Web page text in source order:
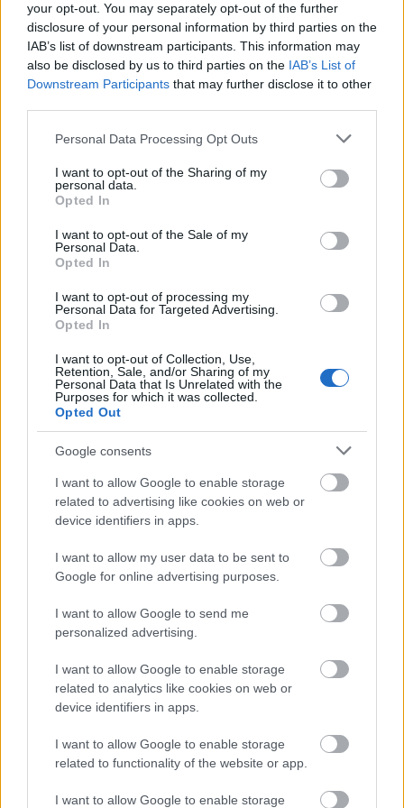
your opt-out. You may separately opt-out of the further
disclosure of your personal information by third parties on the
IAB’s list of downstream participants. This information may
also be disclosed by us to third parties on the IAB’s List of
Downstream Participants that may further disclose it to other
Please note that this website/app uses one or more Google
not limited to your visit or usage behaviour. You may click to
grant or deny consent to Google and its third-party tags to
use your data for below specified purposes in below Google
consent section.
Personal Data Processing Opt Outs
I want to opt-out of the Sharing of my
personal data.
Opted In
I want to opt-out of the Sale of my
Personal Data.
Opted In
I want to opt-out of processing my
Personal Data for Targeted Advertising.
Opted In
I want to opt-out of Collection, Use,
Retention, Sale, and/or Sharing of my
Personal Data that Is Unrelated with the
Purposes for which it was collected.
Opted Out
Google consents
I want to allow Google to enable storage
related to advertising like cookies on web or
device identifiers in apps.
I want to allow my user data to be sent to
Google for online advertising purposes.
I want to allow Google to send me
personalized advertising.
I want to allow Google to enable storage
related to analytics like cookies on web or
device identifiers in apps.
I want to allow Google to enable storage
related to functionality of the website or app.
I want to allow Google to enable storage
GLAMOUR HOROSZKÓP
Napi horoszkóp: A Mérleg titkos
vágyai valóra válnak, a Skorpió
nem ismer lehetetlent - szeptember
26.
Az 5 legmakacsabb csillagjegy,
akivel borzasztóan nehéz
együttműködni